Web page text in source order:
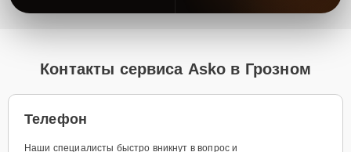
Контакты сервиса Asko в Грозном
Телефон
Наши специалисты быстро вникнут в вопрос и